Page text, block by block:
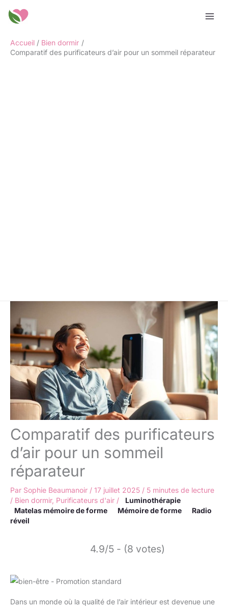
Accueil
Bien dormir
Comparatif des purificateurs d’air pour un sommeil réparateur
Comparatif des purificateurs
d’air pour un sommeil
réparateur
Par Sophie Beaumanoir / 17 juillet 2025 / 5 minutes de lecture
/ Bien dormir, Purificateurs d'air /
Luminothérapie
Matelas mémoire de forme
Mémoire de forme
Radio
réveil
4.9/5 - (8 votes)
Dans un monde où la qualité de l’air intérieur est devenue une